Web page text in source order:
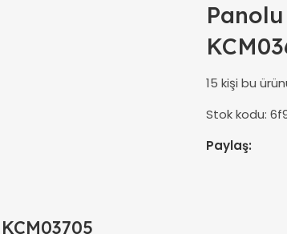
Panolu
15 kişi bu
Stok kodu:
Paylaş: